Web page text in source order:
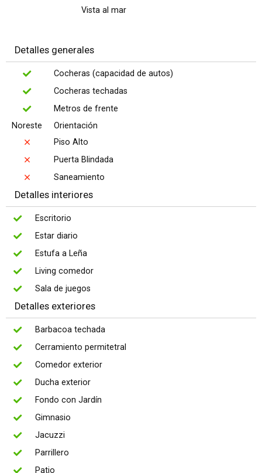
Vista al mar
Detalles generales
Cocheras (capacidad de autos)
Cocheras techadas
Metros de frente
Noreste
Orientación
Piso Alto
Puerta Blindada
Saneamiento
Detalles interiores
Escritorio
Estar diario
Estufa a Leña
Living comedor
Sala de juegos
Detalles exteriores
Barbacoa techada
Cerramiento permitetral
Comedor exterior
Ducha exterior
Fondo con Jardín
Gimnasio
Jacuzzi
Parrillero
Patio